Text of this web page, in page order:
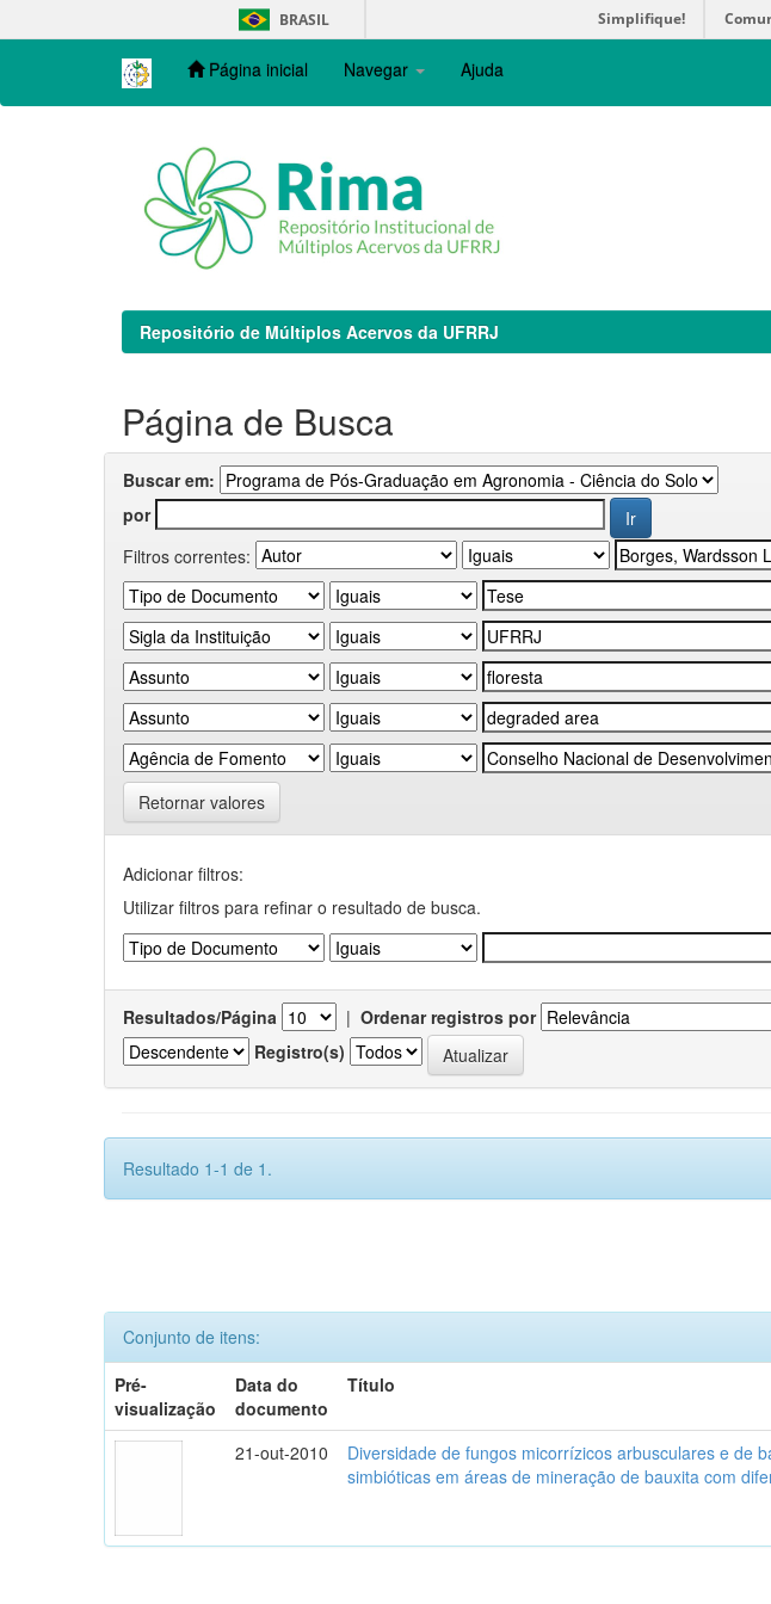
navigation
BRASIL Simplifique!
Página inicial Navegar Ajuda
Repositório de Múltiplos Acervos da UFRRJ
Página de Busca
Buscar em:
por
Filtros correntes:
Retornar valores
Adicionar filtros:
Utilizar filtros para refinar o resultado de busca.
Resultados/Página | Ordenar registros por
Registro(s)
Resultado 1-1 de 1.
Conjunto de itens:
Pré-
visualização
Data do
documento
Título
21-out-2010
Diversidade de fungos micorrízicos arbusculares e de
simbióticas em áreas de mineração de bauxita com